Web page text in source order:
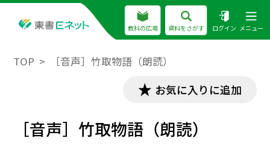
教科の広場 資料をさがす ログイン メニュー
TOP ［音声］竹取物語（朗読）
お気に入りに追加
［音声］竹取物語（朗読）